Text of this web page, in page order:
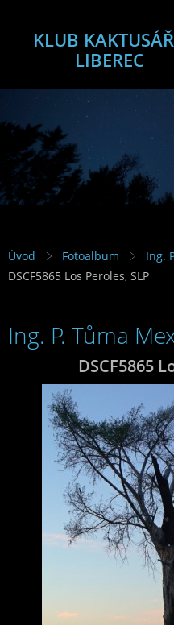
KLUB
LIBEREC
Úvod Fotoalbum
Ing.
DSCF5865 Los Peroles, SLP
Ing. P. Tůma
DSCF5865